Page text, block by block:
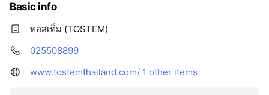
Basic info
ทอสเท็ม (TOSTEM)
025508899
www.tostemthailand.com/ 1 other items